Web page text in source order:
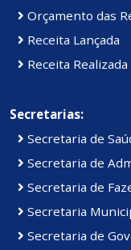
Orçamento das
Receita Lançada
Receita Realizada
Secretarias:
Secretaria de
Secretaria de
Secretaria de
Secretaria
Secretaria de